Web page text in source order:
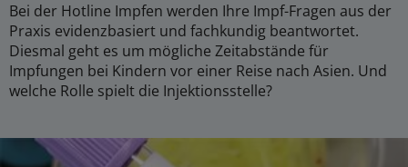
Bei der Hotline Impfen werden Ihre Impf-Fragen aus der
Praxis evidenzbasiert und fachkundig beantwortet.
Diesmal geht es um mögliche Zeitabstände für
Impfungen bei Kindern vor einer Reise nach Asien. Und
welche Rolle spielt die Injektionsstelle?